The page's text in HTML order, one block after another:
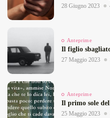
28 Giugno 2023
Anteprime
Il figlio
27 Maggio 2023
Anteprime
Il primo sole
25 Maggio 2023